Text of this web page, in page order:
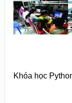
Khóa học